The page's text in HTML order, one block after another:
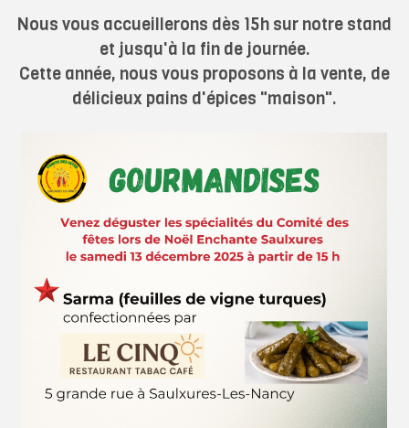
Nous vous accueillerons dès 15h sur notre stand
et jusqu'à la fin de journée.
Cette année, nous vous proposons à la vente, de
délicieux pains d'épices "maison".